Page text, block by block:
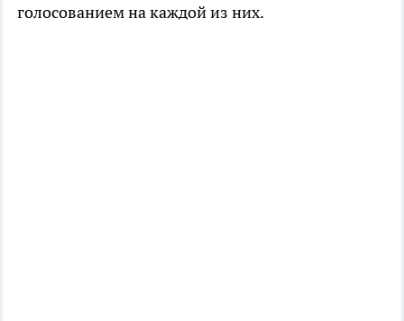
голосованием на каждой из них.